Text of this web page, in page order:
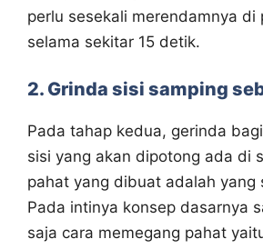
perlu sesekali merendamnya di
selama sekitar 15 detik.
2. Grinda sisi samping
Pada tahap kedua, gerinda
sisi yang akan dipotong ada di
pahat yang dibuat adalah yang
Pada intinya konsep dasarnya
saja cara memegang pahat